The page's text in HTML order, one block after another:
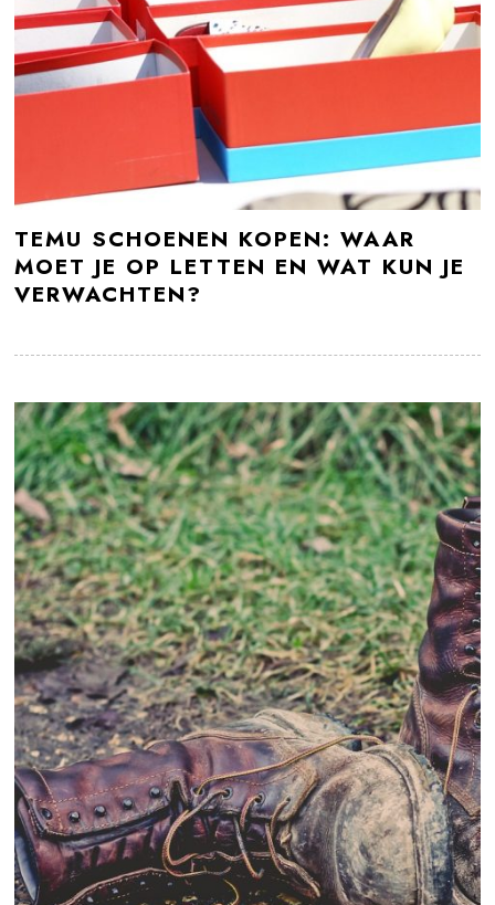
TEMU SCHOENEN KOPEN: WAAR
MOET JE OP LETTEN EN WAT KUN JE
VERWACHTEN?